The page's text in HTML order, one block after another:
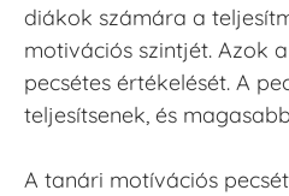
diákok számára a
motivációs szintjét. Azok
pecsétes értékelését. A
teljesítsenek, és
A tanári motívációs